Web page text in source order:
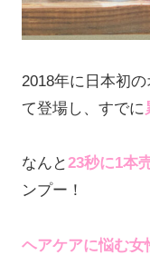
2018年に日本初
て登場し、すでに
なんと23秒に1本
ンプー！
ヘアケアに悩む女